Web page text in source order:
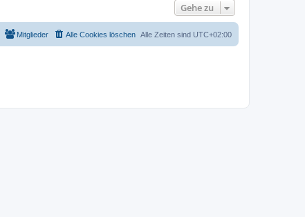
Gehe zu
Alle Zeiten sind UTC+02:00
Alle Cookies löschen
Mitglieder